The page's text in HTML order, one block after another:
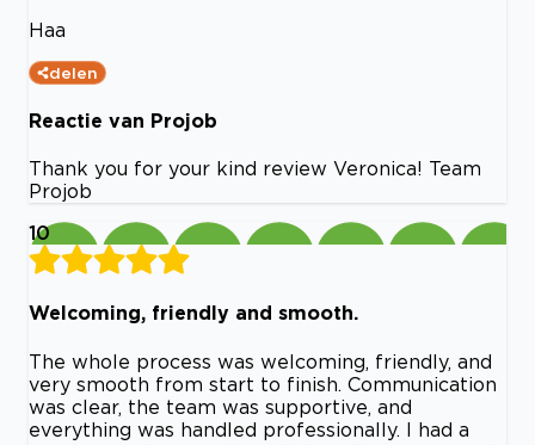
Haa
delen
Reactie van Projob
Thank you for your kind review Veronica! Team
Projob
10
Welcoming, friendly and smooth.
The whole process was welcoming, friendly, and
very smooth from start to finish. Communication
was clear, the team was supportive, and
everything was handled professionally. I had a